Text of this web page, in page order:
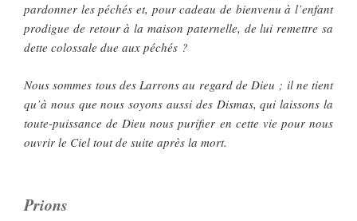
pardonner les péchés et, pour cadeau de bienvenu à l’enfant
prodigue de retour à la maison paternelle, de lui remettre sa
dette colossale due aux péchés ?
Nous sommes tous des Larrons au regard de Dieu ; il ne tient
qu’à nous que nous soyons aussi des Dismas, qui laissons la
toute-puissance de Dieu nous purifier en cette vie pour nous
ouvrir le Ciel tout de suite après la mort.
Prions